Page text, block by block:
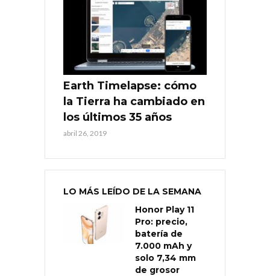
Earth Timelapse: cómo
la Tierra ha cambiado en
los últimos 35 años
abril 26, 2019
LO MÁS LEÍDO DE LA SEMANA
Honor Play 11
Pro: precio,
batería de
7.000 mAh y
solo 7,34 mm
de grosor